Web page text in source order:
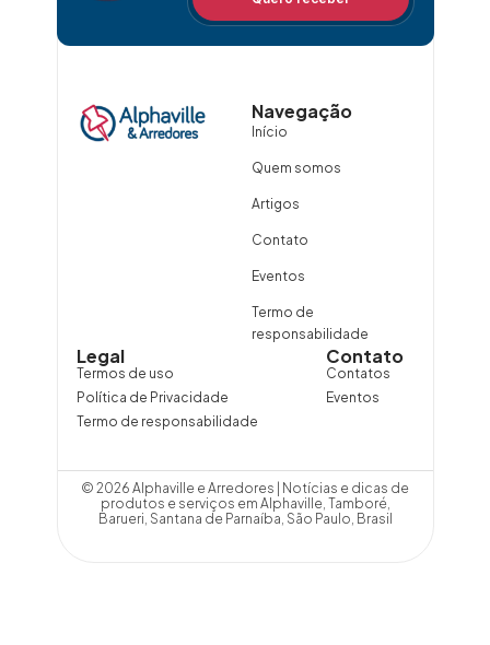
Navegação
Início
Quem somos
Artigos
Contato
Eventos
Termo de
responsabilidade
Contato
Contatos
Eventos
Legal
Termos de uso
Política de Privacidade
Termo de responsabilidade
© 2026 Alphaville e Arredores | Notícias e dicas de
produtos e serviços em Alphaville, Tamboré,
Barueri, Santana de Parnaíba, São Paulo, Brasil